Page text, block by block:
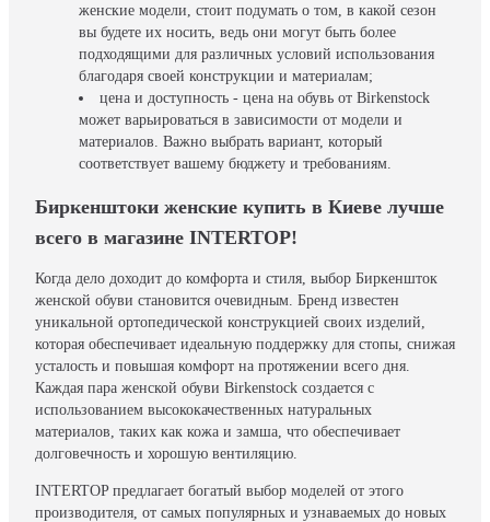
женские модели, стоит подумать о том, в какой сезон
вы будете их носить, ведь они могут быть более
подходящими для различных условий использования
благодаря своей конструкции и материалам;
цена и доступность - цена на обувь от Birkenstock
может варьироваться в зависимости от модели и
материалов. Важно выбрать вариант, который
соответствует вашему бюджету и требованиям.
Биркенштоки женские купить в Киеве лучше
всего в магазине INTERTOP!
Когда дело доходит до комфорта и стиля, выбор Биркеншток
женской обуви становится очевидным. Бренд известен
уникальной ортопедической конструкцией своих изделий,
которая обеспечивает идеальную поддержку для стопы, снижая
усталость и повышая комфорт на протяжении всего дня.
Каждая пара женской обуви Birkenstock создается с
использованием высококачественных натуральных
материалов, таких как кожа и замша, что обеспечивает
долговечность и хорошую вентиляцию.
INTERTOP предлагает богатый выбор моделей от этого
производителя, от самых популярных и узнаваемых до новых